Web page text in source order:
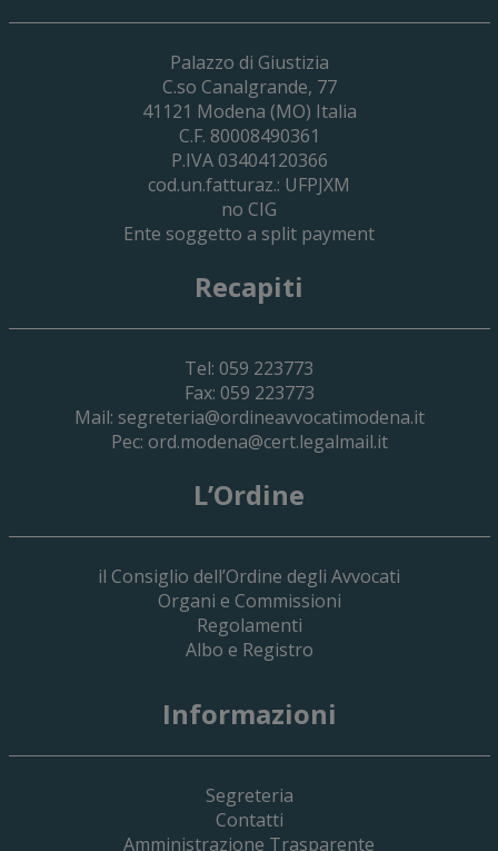
29 Giugno 2026
Cassa Forense – Elezioni Dei Delegati
2030
19 Giugno 2026
Palazzo di Giustizia
C.so Canalgrande, 77
41121 Modena (MO) Italia
C.F. 80008490361
P.IVA 03404120366
cod.un.fatturaz.: UFPJXM
no CIG
Ente soggetto a split payment
Recapiti
Tel: 059 223773
Fax: 059 223773
Mail: segreteria@ordineavvocatimodena.it
Pec: ord.modena@cert.legalmail.it
L’Ordine
il Consiglio dell’Ordine degli Avvocati
Organi e Commissioni
Regolamenti
Albo e Registro
Informazioni
Segreteria
Contatti
Amministrazione Trasparente